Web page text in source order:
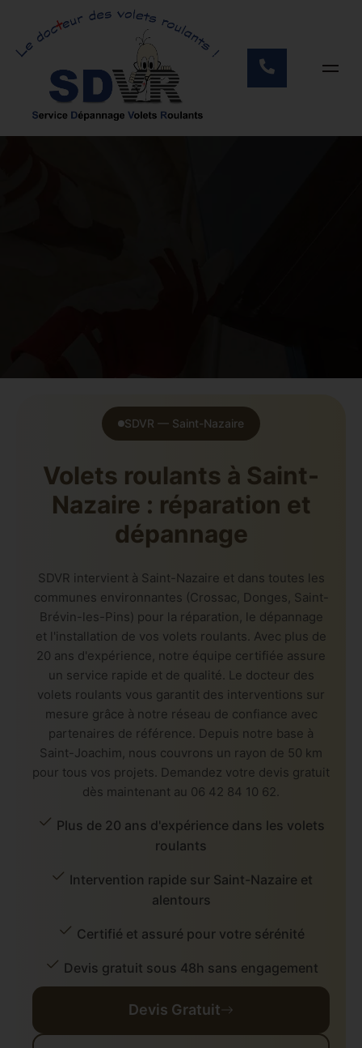
SDVR — Saint-Nazaire
Volets roulants à Saint-
Nazaire : réparation et
dépannage
SDVR intervient à Saint-Nazaire et dans toutes les
communes environnantes (Crossac, Donges, Saint-
Brévin-les-Pins) pour la réparation, le dépannage
et l'installation de vos volets roulants. Avec plus de
20 ans d'expérience, notre équipe certifiée assure
un service rapide et de qualité. Le docteur des
volets roulants vous garantit des interventions sur
mesure grâce à notre réseau de confiance avec
partenaires de référence. Depuis notre base à
Saint-Joachim, nous couvrons un rayon de 50 km
pour tous vos projets. Demandez votre devis gratuit
dès maintenant au 06 42 84 10 62.
Plus de 20 ans d'expérience dans les volets
roulants
Intervention rapide sur Saint-Nazaire et
alentours
Certifié et assuré pour votre sérénité
Devis gratuit sous 48h sans engagement
Devis Gratuit